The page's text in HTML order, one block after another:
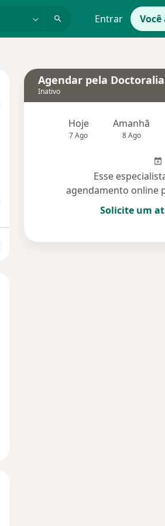
Entrar
Agendar pela Doctoralia
Inativo
Hoje
7 Ago
Amanhã
8 Ago
Esse
agendamento online
Solicite um